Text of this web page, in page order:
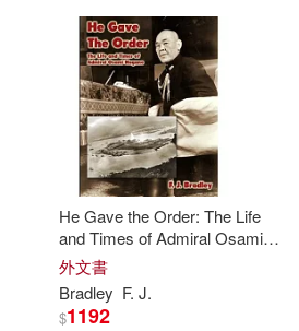
He Gave the Order: The Life
and Times of Admiral Osami
Nagano
外文書
Bradley F. J.
$1192